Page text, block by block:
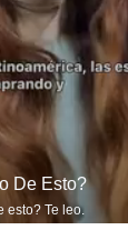
De Esto?
esto? Te leo.